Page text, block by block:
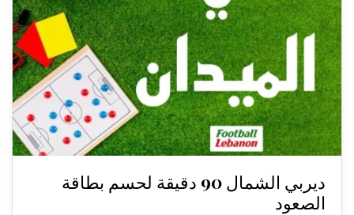
ديربي الشمال 90 دقيقة لحسم بطاقة
الصعود